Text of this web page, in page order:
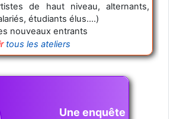
de haut niveau, alternants,
étudiants élus....)
nouveaux entrants
tous les ateliers
Une enquête